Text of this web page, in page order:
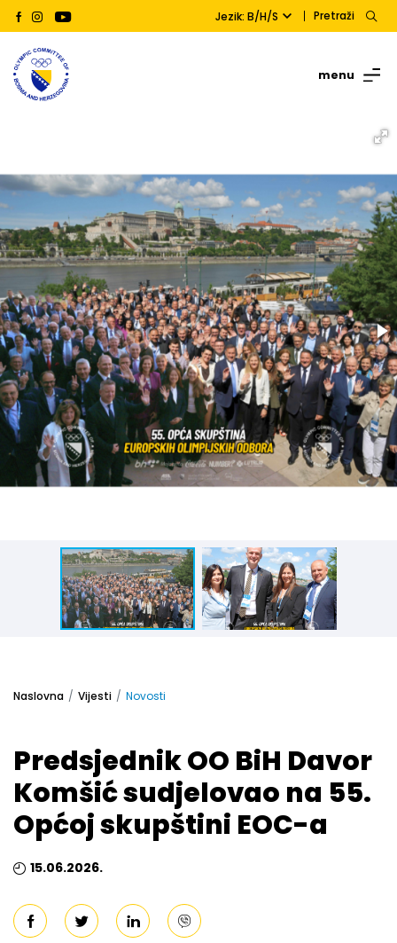
Jezik: B/H/S Pretraži
menu
Naslovna Vijesti Novosti
Predsjednik OO BiH Davor
Komšić sudjelovao na 55.
Općoj skupštini EOC-a
15.06.2026.